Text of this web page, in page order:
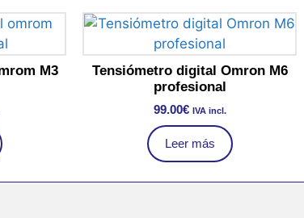
M3
Tensiómetro digital Omron M6
profesional
99.00€ IVA incl.
Leer más